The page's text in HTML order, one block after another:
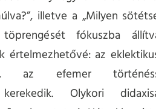
illetve a „Milyen
fókuszba
értelmezhetővé: az
az efemer
kerekedik. Olykori